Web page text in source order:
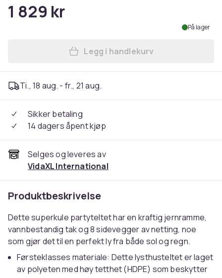
1 829 kr
På lager
Legg vidaXL Festtelt med
Legg i handlekurv
Ti., 18 aug. - fr., 21 aug.
Sikker betaling
14 dagers åpent kjøp
Selges og leveres av
VidaXL International
Produktbeskrivelse
Dette superkule partyteltet har en kraftig jernramme,
vannbestandig tak og 8 sidevegger av netting, noe
som gjør det til en perfekt ly fra både sol og regn.
Førsteklasses materiale: Dette lysthusteltet er laget
av polyeten med høy tetthet (HDPE) som beskytter